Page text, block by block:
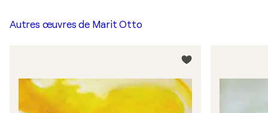
Autres œuvres de Marit Otto